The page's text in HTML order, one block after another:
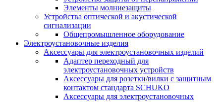
Элементы молниезащиты
Устройства оптической и акустической
сигнализации
Общепромышленное оборудование
Электроустановочные изделия
Аксессуары для электроустановочных изделий
Адаптер переходный для
электроустановочных устройств
Аксессуары для розетки/вилки с защитным
контактом стандарта SCHUKO
Аксессуары для электроустановочных